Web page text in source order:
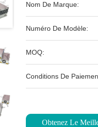
Nom De Marque:
Numéro De Modèle:
MOQ:
Conditions De
Obtenez Le